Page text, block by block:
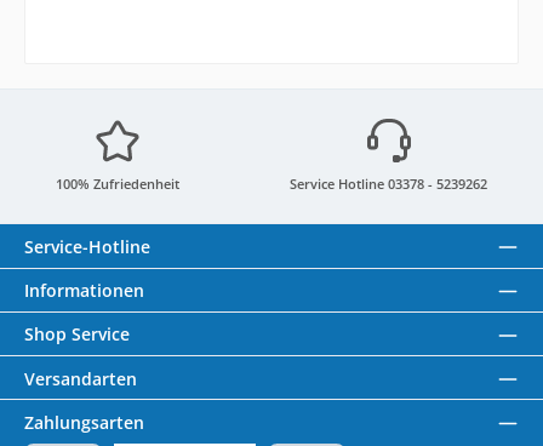
100% Zufriedenheit Service Hotline 03378 - 5239262
Service-Hotline
Informationen
Shop Service
Versandarten
Zahlungsarten